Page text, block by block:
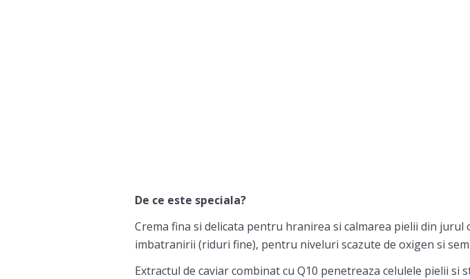
De ce este speciala?
Crema fina si delicata pentru hranirea si calmarea pielii din
imbatranirii (riduri fine), pentru niveluri scazute de oxigen si
Extractul de caviar combinat cu Q10 penetreaza celulele pielii